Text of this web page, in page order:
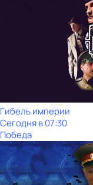
Гибель империи
Сегодня в 07:30
Победа